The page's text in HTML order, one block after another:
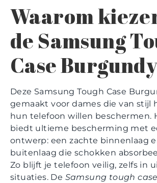
Waarom
de Samsung
Case
Deze Samsung Tough Case
gemaakt voor dames die van stijl
hun telefoon willen beschermen.
biedt ultieme bescherming met
ontwerp: een zachte binnenlaag
buitenlaag die schokken
Zo blijft je telefoon veilig, zelfs in
situaties. De Samsung tough case